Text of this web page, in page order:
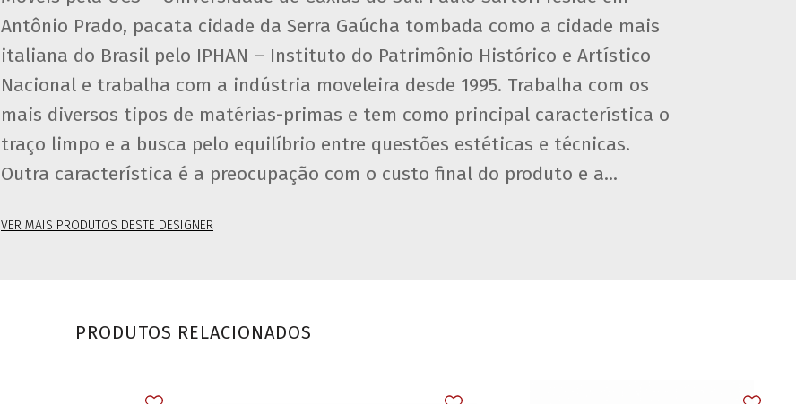
Antônio Prado, pacata cidade da Serra Gaúcha tombada como a cidade mais
italiana do Brasil pelo IPHAN – Instituto do Patrimônio Histórico e Artístico
Nacional e trabalha com a indústria moveleira desde 1995. Trabalha com os
mais diversos tipos de matérias-primas e tem como principal característica o
traço limpo e a busca pelo equilíbrio entre questões estéticas e técnicas.
Outra característica é a preocupação com o custo final do produto e a...
VER MAIS PRODUTOS DESTE DESIGNER
PRODUTOS RELACIONADOS